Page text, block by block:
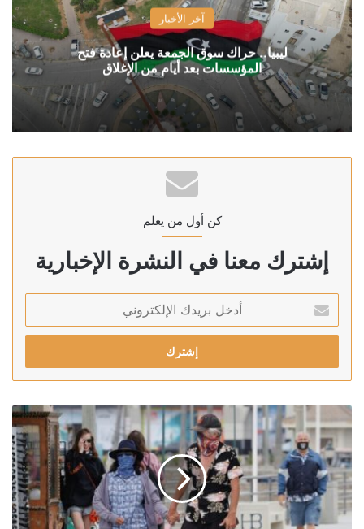
آخر الأخبار
ليبيا.. حراك سوق الجمعة يعلن إعادة فتح
المؤسسات بعد أيام من الإغلاق
كن أول من يعلم
إشترك معنا في النشرة الإخبارية
بريدك
الإلكتروني